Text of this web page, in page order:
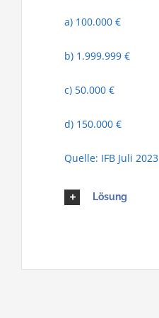
a) 100.000 €
b) 1.999.999 €
c) 50.000 €
d) 150.000 €
Quelle: IFB Juli 2023
Lösung